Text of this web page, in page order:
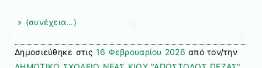
» (συνέχεια…)
Δημοσιεύθηκε στις 16 Φεβρουαρίου 2026 από τον/την